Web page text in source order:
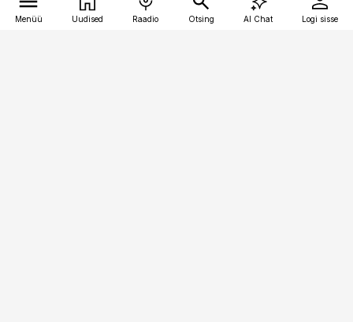
Menüü Uudised Raadio Otsing AI Chat Logi sisse